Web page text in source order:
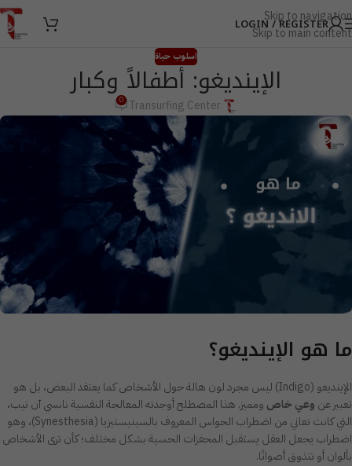
Skip to navigation
Skip to main content
LOGIN / REGISTER
اسلوب حياة
الإينديغو: أطفالاً وكبار
Transurfing Center
0
ما هو الإينديغو؟
الإينديغو (Indigo) ليس مجرد لون هالة حول الأشخاص كما يعتقد البعض، بل هو
تعبير عن وعي خاص ومميز. هذا المصطلح أوجدته المعالجة النفسية نانسي آن تيب،
التي كانت تعاني من اضطراب الحواس المعروف بالسينيستيزيا (Synesthesia)، وهو
اضطراب يجعل العقل يستقبل المحفزات الحسية بشكل مختلف؛ كأن ترى الأشخاص
بألوان أو تتذوق أصواتًا.